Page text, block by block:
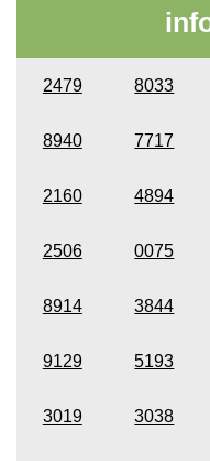
2479 8033
8940 7717
2160 4894
2506 0075
8914 3844
9129 5193
3019 3038